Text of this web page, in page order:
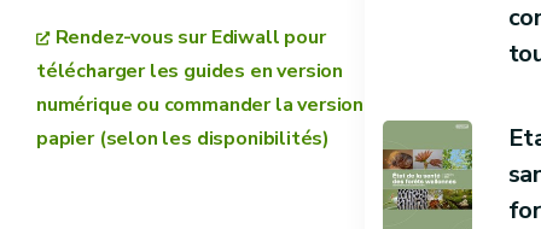
Rendez-vous sur Ediwall pour
télécharger les guides en version
numérique ou commander la version
papier (selon les disponibilités)